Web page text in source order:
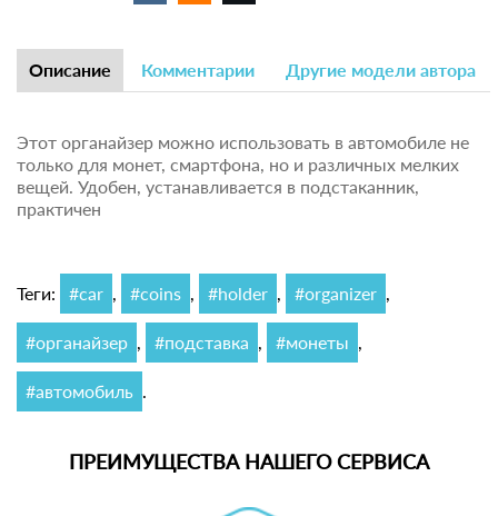
Описание Комментарии Другие модели автора
Этот органайзер можно использовать в автомобиле не
только для монет, смартфона, но и различных мелких
вещей. Удобен, устанавливается в подстаканник,
практичен
Теги: #car , #coins , #holder , #organizer ,
#органайзер , #подставка , #монеты ,
#автомобиль .
ПРЕИМУЩЕСТВА НАШЕГО СЕРВИСА